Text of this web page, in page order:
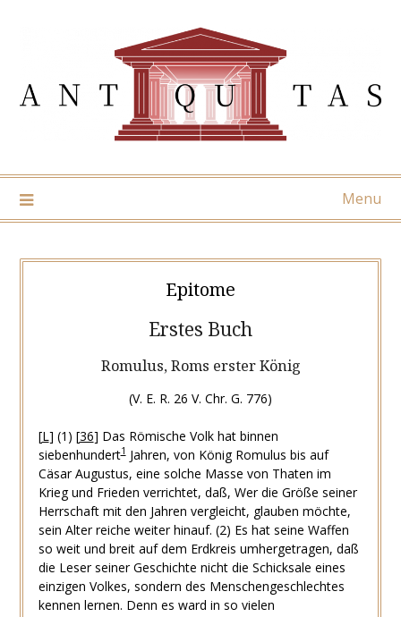
Menu
Epitome
Erstes Buch
Romulus, Roms erster König
(V. E. R. 26 V. Chr. G. 776)
[L] (1) [36] Das Römische Volk hat binnen
siebenhundert1Jahren, von König Romulus bis auf
Cäsar Augustus, eine solche Masse von Thaten im
Krieg und Frieden verrichtet, daß, Wer die Größe seiner
Herrschaft mit den Jahren vergleicht, glauben möchte,
sein Alter reiche weiter hinauf. (2) Es hat seine Waffen
so weit und breit auf dem Erdkreis umhergetragen, daß
die Leser seiner Geschichte nicht die Schicksale eines
einzigen Volkes, sondern des Menschengeschlechtes
kennen lernen. Denn es ward in so vielen